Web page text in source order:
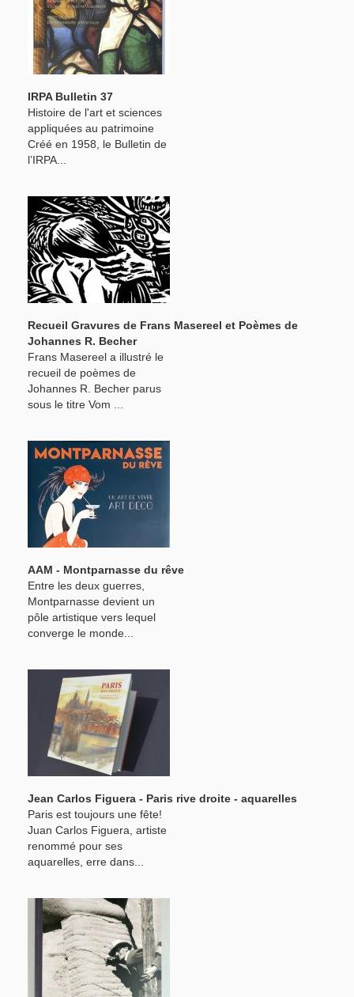
IRPA Bulletin 37
Histoire de l'art et sciences
appliquées au patrimoine
Créé en 1958, le Bulletin de
l’IRPA...
Recueil Gravures de Frans Masereel et Poèmes de
Johannes R. Becher
Frans Masereel a illustré le
recueil de poèmes de
Johannes R. Becher parus
sous le titre Vom ...
AAM - Montparnasse du rêve
Entre les deux guerres,
Montparnasse devient un
pôle artistique vers lequel
converge le monde...
Jean Carlos Figuera - Paris rive droite - aquarelles
Paris est toujours une fête!
Juan Carlos Figuera, artiste
renommé pour ses
aquarelles, erre dans...